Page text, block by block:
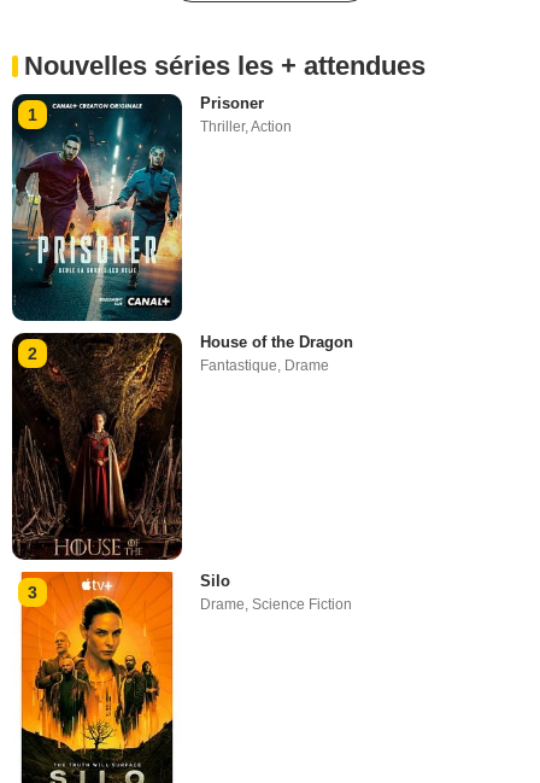
Nouvelles séries les + attendues
1
Prisoner
Thriller,Action
2
House of the Dragon
Fantastique, Drame
3
Silo
Drame,Science Fiction